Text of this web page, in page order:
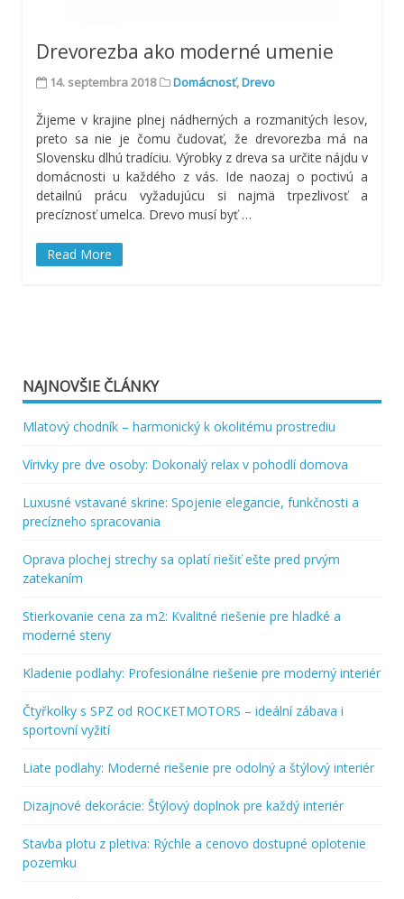
Drevorezba ako moderné umenie
14. septembra 2018 Domácnosť,Drevo
Žijeme v krajine plnej nádherných a rozmanitých lesov,
preto sa nie je čomu čudovať, že drevorezba má na
Slovensku dlhú tradíciu. Výrobky z dreva sa určite nájdu v
domácnosti u každého z vás. Ide naozaj o poctivú a
detailnú prácu vyžadujúcu si najmä trpezlivosť a
precíznosť umelca. Drevo musí byť …
Read More
NAJNOVŠIE ČLÁNKY
Mlatový chodník – harmonický k okolitému prostrediu
Vírivky pre dve osoby: Dokonalý relax v pohodlí domova
Luxusné vstavané skrine: Spojenie elegancie, funkčnosti a
precízneho spracovania
Oprava plochej strechy sa oplatí riešiť ešte pred prvým
zatekaním
Stierkovanie cena za m2: Kvalitné riešenie pre hladké a
moderné steny
Kladenie podlahy: Profesionálne riešenie pre moderný interiér
Čtyřkolky s SPZ od ROCKETMOTORS – ideální zábava i
sportovní vyžití
Liate podlahy: Moderné riešenie pre odolný a štýlový interiér
Dizajnové dekorácie: Štýlový doplnok pre každý interiér
Stavba plotu z pletiva: Rýchle a cenovo dostupné oplotenie
pozemku